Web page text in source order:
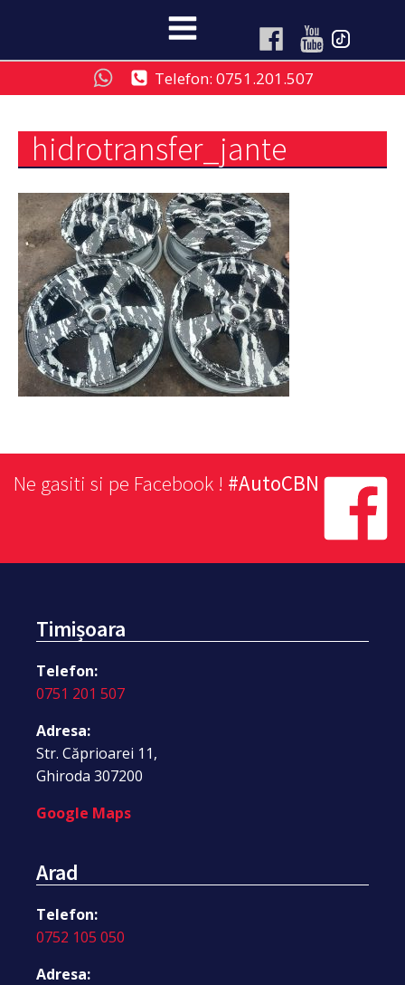
Telefon: 0751.201.507
hidrotransfer_jante
Ne gasiti si pe Facebook ! #AutoCBN
Timișoara
Telefon:
0751 201 507
Adresa:
Str. Căprioarei 11,
Ghiroda 307200
Google Maps
Arad
Telefon:
0752 105 050
Adresa: